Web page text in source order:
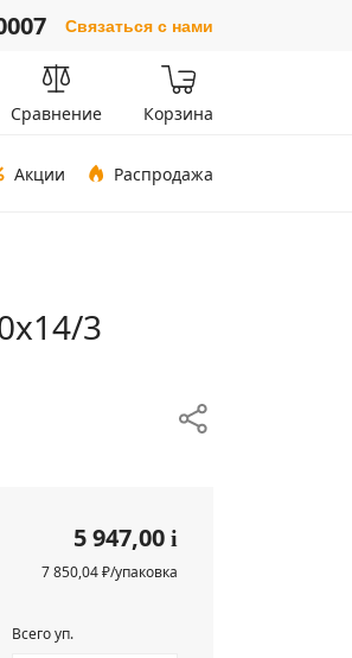
Связаться с нами
Сравнение Корзина
Акции Распродажа
3
5 947,00 i
7 850,04 ₽/упаковка
Всего уп.